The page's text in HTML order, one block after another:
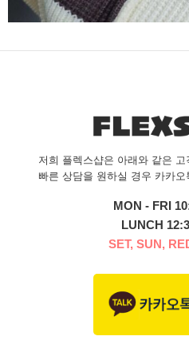
저희 플렉스샵은 아래와 같은
빠른 상담을 원하실 경우 카카오
MON - FRI
LUNCH
SET, SUN,